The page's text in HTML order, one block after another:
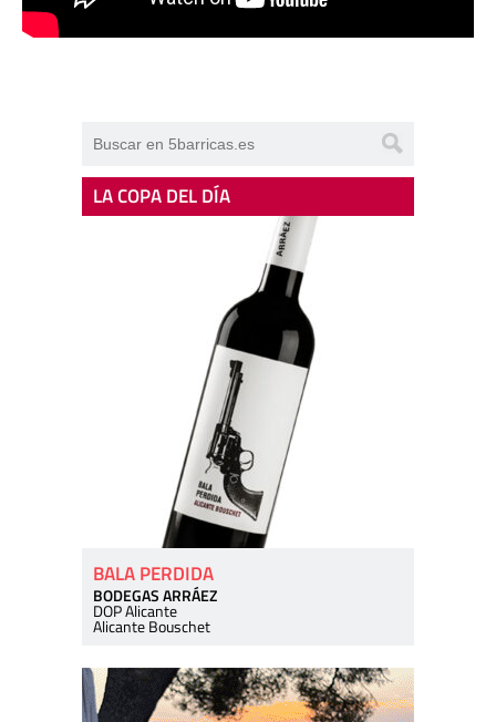
LA COPA DEL DÍA
BALA PERDIDA
BODEGAS ARRÁEZ
DOP Alicante
Alicante Bouschet